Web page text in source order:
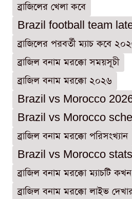
ব্রাজিলের খেলা কবে
Brazil football team
ব্রাজিলের পরবর্তী ম্যাচ কবে
ব্রাজিল বনাম মরক্কো সময়সূচী
ব্রাজিল বনাম মরক্কো ২০২৬
Brazil vs Morocco
Brazil vs Morocco
ব্রাজিল বনাম মরক্কো পরিসংখ্যান
Brazil vs Morocco stats
ব্রাজিল বনাম মরক্কো ম্যাচটি
ব্রাজিল বনাম মরক্কো লাইভ